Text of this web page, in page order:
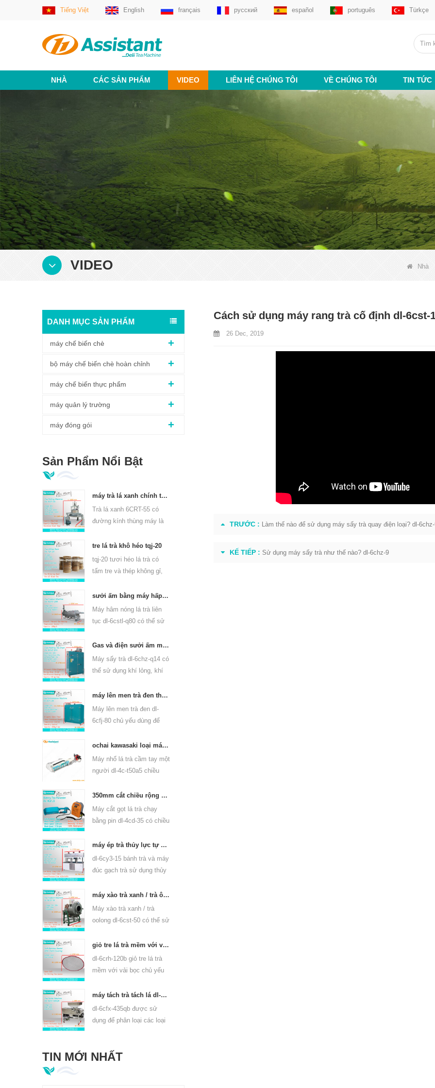
Tiếng Việt English français русский español português Türkçe
NHÀ CÁC SẢN PHẨM VIDEO LIÊN HỆ CHÚNG TÔI VỀ CHÚNG TÔI TIN TỨC
VIDEO Nhà
DANH MỤC SẢN PHẨM
máy chế biến chè
bộ máy chế biến chè hoàn chỉnh
máy chế biến thực phẩm
máy quản lý trường
máy đóng gói
Sản Phẩm Nổi Bật
máy trà lá xanh chính thống 6crt-55
Trà lá xanh 6CRT-55 có
đường kính thùng máy là
suất là 75kg / giờ
tre lá trà khô héo tqj-20
tqj-20 tươi héo lá trà có
tấm tre và thép không gỉ,
các loại trà.
sưởi ấm bằng máy hấp lá trà liên tục cho các loại trà 6cstl-q80
Máy hâm nóng lá trà liên
tục dl-6cstl-q80 có thể sử
chẳng hạn như trà xanh,
trà ô long và các loại khác.
Gas và điện sưởi ấm máy sấy lá trà xanh 6chz-q14
Máy sấy trà dl-6chz-q14 có
thể sử dụng khí lỏng, khí
làm khô tất cả các loại trà,
như trà xanh, trà đen, trà ô
long, v.v.
máy lên men trà đen thông minh 6cfj-80
Máy lên men trà đen dl-
6cfj-80 chủ yếu dùng để
lên men tốt hơn.
ochai kawasaki loại máy cầm tay hái lá trà một người đàn ông 4c-t50a5
Máy nhổ lá trà cầm tay một
người dl-4c-t50a5 chiều
500mm, 600mm, sử dụng
động cơ xăng huasheng
1e34f.
350mm cắt chiều rộng chạy bằng pin máy trà lá trà tuốt 4cd-35
Máy cắt gọt lá trà chạy
bằng pin dl-4cd-35 có chiều
dụng pin lithium ba lô hoặc
pin axit chì.
máy ép trà thủy lực tự động máy ép trà trà 6cy3-15
dl-6cy3-15 bánh trà và máy
đúc gạch trà sử dụng thủy
puer và bánh trà và gạch
trà khác.
máy xào trà xanh / trà ô long thiết bị panner 6cst-50
Máy xào trà xanh / trà
oolong dl-6cst-50 có thể sử
kính trong 50 cm, nhiệt độ
cao nhất có thể là 350oC,
nó có thể chế biến 25kg trà
giỏ tre lá trà mềm với vải che cho 6crh-120b
dl-6crh-120b giỏ tre lá trà
mềm với vải bọc chủ yếu
bảo quản trà tạm thời, &
nbsp; dễ dàng chuyển trà
giữa mỗi quy trình chế
máy tách trà tách lá dl-6cfx-435qb
dl-6cfx-435qb được sử
dụng để phân loại các loại
thông số kỹ thuật khác
TIN MỚI NHẤT
Cách sử dụng máy rang trà cố định dl-6cst-
26 Dec, 2019
TRƯỚC : Làm thế nào để sử dụng máy sấy trà quay điện loại? dl-
KẾ TIẾP : Sử dụng máy sấy trà như thế nào? dl-6chz-9